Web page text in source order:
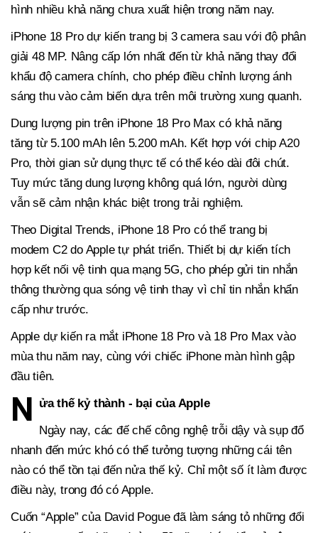
hình nhiều khả năng chưa xuất hiện trong năm nay.
iPhone 18 Pro dự kiến trang bị 3 camera sau với độ phân
giải 48 MP. Nâng cấp lớn nhất đến từ khả năng thay đổi
khẩu độ camera chính, cho phép điều chỉnh lượng ánh
sáng thu vào cảm biến dựa trên môi trường xung quanh.
Dung lượng pin trên iPhone 18 Pro Max có khả năng
tăng từ 5.100 mAh lên 5.200 mAh. Kết hợp với chip A20
Pro, thời gian sử dụng thực tế có thể kéo dài đôi chút.
Tuy mức tăng dung lượng không quá lớn, người dùng
vẫn sẽ cảm nhận khác biệt trong trải nghiệm.
Theo Digital Trends, iPhone 18 Pro có thể trang bị
modem C2 do Apple tự phát triển. Thiết bị dự kiến tích
hợp kết nối vệ tinh qua mạng 5G, cho phép gửi tin nhắn
thông thường qua sóng vệ tinh thay vì chỉ tin nhắn khẩn
cấp như trước.
Apple dự kiến ra mắt iPhone 18 Pro và 18 Pro Max vào
mùa thu năm nay, cùng với chiếc iPhone màn hình gập
đầu tiên.
N ửa thế kỷ thành - bại của Apple
Ngày nay, các đế chế công nghệ trỗi dậy và sụp đổ
nhanh đến mức khó có thể tưởng tượng những cái tên
nào có thể tồn tại đến nửa thế kỷ. Chỉ một số ít làm được
điều này, trong đó có Apple.
Cuốn “Apple” của David Pogue đã làm sáng tỏ những đổi